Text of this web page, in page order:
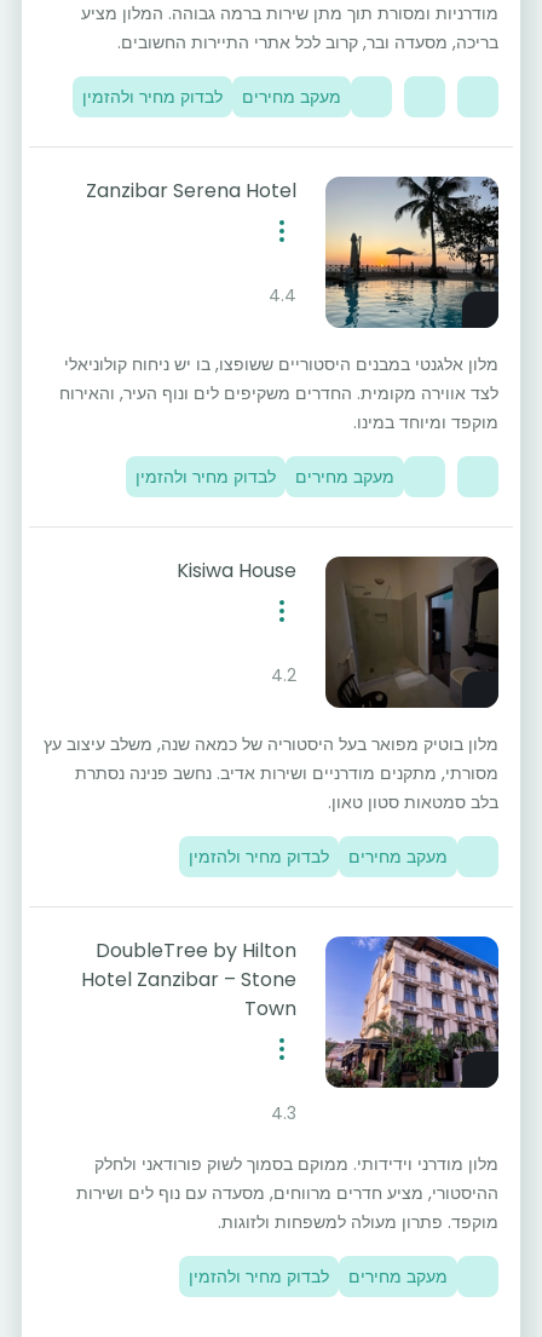
מודרניות ומסורת תוך מתן שירות ברמה גבוהה. המלון מציע
בריכה, מסעדה ובר, קרוב לכל אתרי התיירות החשובים.
מעקב מחירים לבדוק מחיר ולהזמין
Zanzibar Serena Hotel
4.4
מלון אלגנטי במבנים היסטוריים ששופצו, בו יש ניחוח קולוניאלי
לצד אווירה מקומית. החדרים משקיפים לים ונוף העיר, והאירוח
מוקפד ומיוחד במינו.
מעקב מחירים לבדוק מחיר ולהזמין
Kisiwa House
4.2
מלון בוטיק מפואר בעל היסטוריה של כמאה שנה, משלב עיצוב עץ
מסורתי, מתקנים מודרניים ושירות אדיב. נחשב פנינה נסתרת
בלב סמטאות סטון טאון.
מעקב מחירים לבדוק מחיר ולהזמין
DoubleTree by Hilton
Hotel Zanzibar – Stone
Town
4.3
מלון מודרני וידידותי. ממוקם בסמוך לשוק פורודאני ולחלק
ההיסטורי, מציע חדרים מרווחים, מסעדה עם נוף לים ושירות
מוקפד. פתרון מעולה למשפחות ולזוגות.
מעקב מחירים לבדוק מחיר ולהזמין